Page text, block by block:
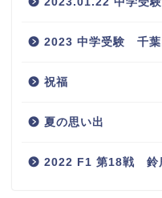
2023 中学受験 千葉
祝福
夏の思い出
2022 F1 第18戦 鈴